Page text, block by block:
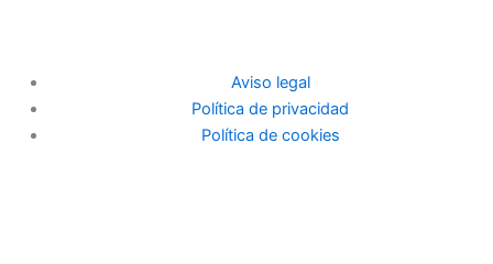
Aviso legal
Política de privacidad
Política de cookies